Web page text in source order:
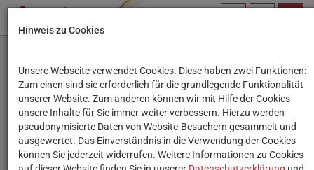
Erweiterte
Informationen
Kapitel & Module
Einführung
Modul A: Life Hacks
Modul B: Versteckte Datenübertragung
Hinweis zu Cookies
Unsere Webseite verwendet Cookies. Diese haben zwei Funktionen:
Zum einen sind sie erforderlich für die grundlegende Funktionalität
unserer Website. Zum anderen können wir mit Hilfe der Cookies
unsere Inhalte für Sie immer weiter verbessern. Hierzu werden
pseudonymisierte Daten von Website-Besuchern gesammelt und
ausgewertet. Das Einverständnis in die Verwendung der Cookies
können Sie jederzeit widerrufen. Weitere Informationen zu Cookies